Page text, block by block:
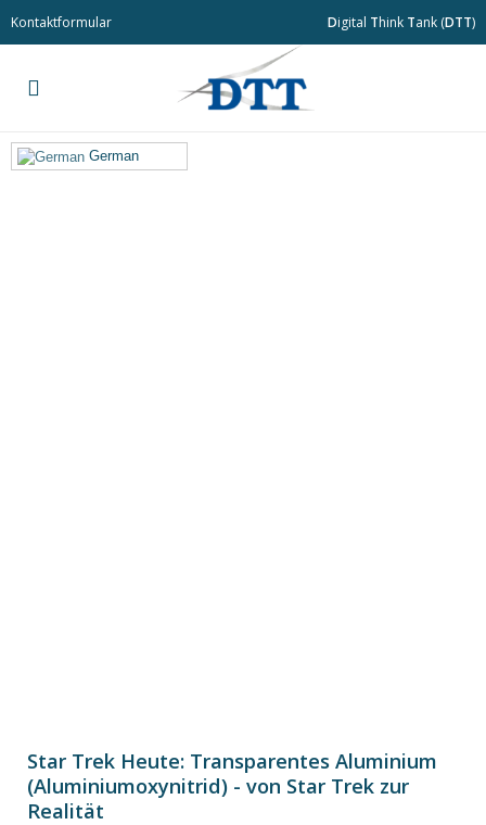
Kontaktformular Digital Think Tank (DTT)
German
Star Trek Heute: Transparentes Aluminium
(Aluminiumoxynitrid) - von Star Trek zur
Realität